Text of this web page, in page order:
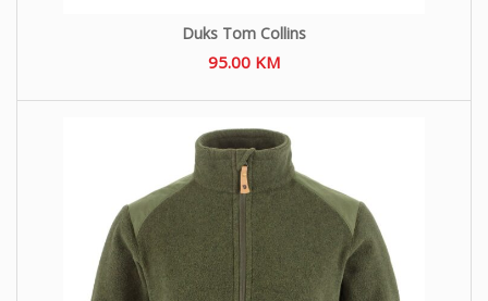
Duks Tom Collins
95.00 KM